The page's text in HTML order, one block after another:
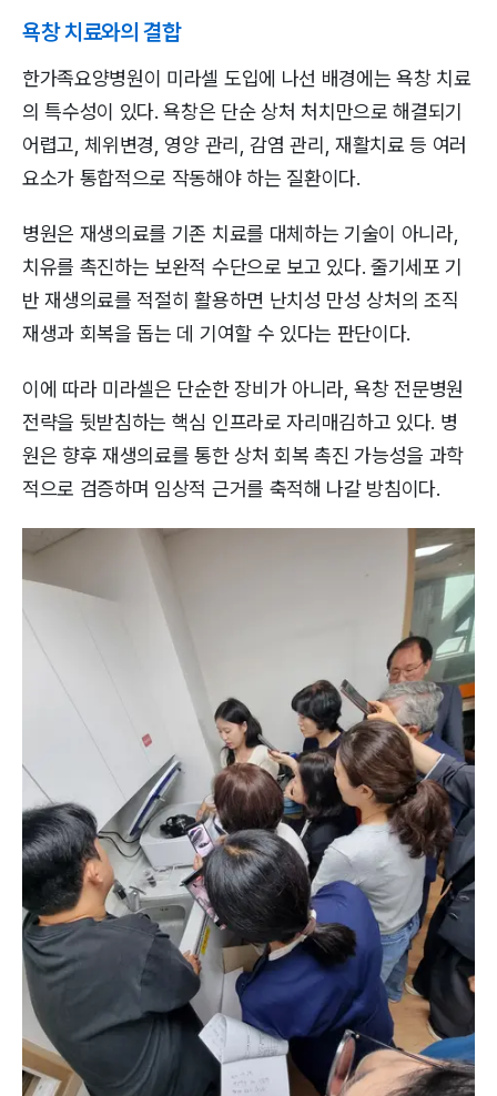
욕창 치료와의 결합
한가족요양병원이 미라셀 도입에 나선 배경에는 욕창 치료
의 특수성이 있다. 욕창은 단순 상처 처치만으로 해결되기
어렵고, 체위변경, 영양 관리, 감염 관리, 재활치료 등 여러
요소가 통합적으로 작동해야 하는 질환이다.
병원은 재생의료를 기존 치료를 대체하는 기술이 아니라,
치유를 촉진하는 보완적 수단으로 보고 있다. 줄기세포 기
반 재생의료를 적절히 활용하면 난치성 만성 상처의 조직
재생과 회복을 돕는 데 기여할 수 있다는 판단이다.
이에 따라 미라셀은 단순한 장비가 아니라, 욕창 전문병원
전략을 뒷받침하는 핵심 인프라로 자리매김하고 있다. 병
원은 향후 재생의료를 통한 상처 회복 촉진 가능성을 과학
적으로 검증하며 임상적 근거를 축적해 나갈 방침이다.